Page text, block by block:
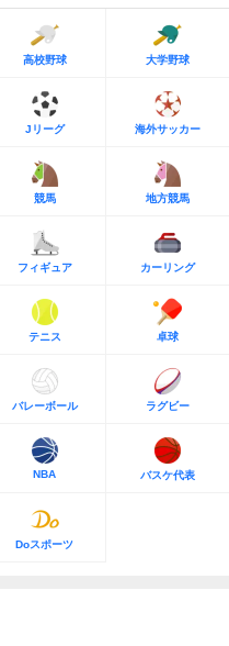
高校野球 大学野球
Jリーグ 海外サッカー
競馬 地方競馬
フィギュア カーリング
テニス 卓球
バレーボール ラグビー
NBA バスケ代表
Doスポーツ